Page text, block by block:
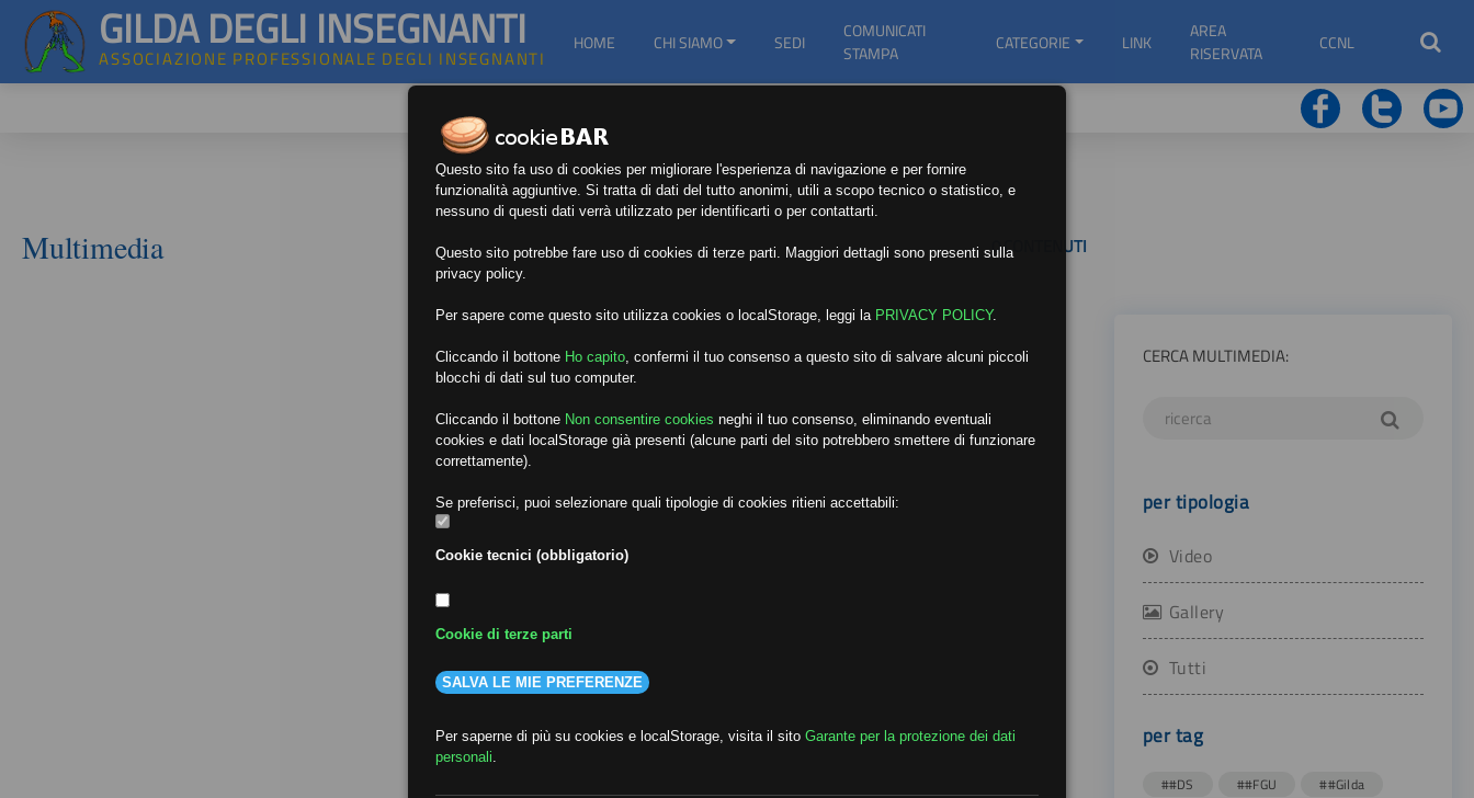
GILDA DEGLI INSEGNANTI
ASSOCIAZIONE PROFESSIONALE DEGLI INSEGNANTI
HOME CHI SIAMO SEDI
COMUNICATI
STAMPA
CATEGORIE LINK
AREA
RISERVATA
CCNL
Multimedia 0 CONTENUTI
CERCA MULTIMEDIA:
per tipologia
Video
Gallery
Tutti
per tag
##DS ##FGU
##Gilda
Questo sito fa uso di cookies per migliorare l'esperienza di navigazione e per fornire
funzionalità aggiuntive. Si tratta di dati del tutto anonimi, utili a scopo tecnico o statistico, e
nessuno di questi dati verrà utilizzato per identificarti o per contattarti.
Questo sito potrebbe fare uso di cookies di terze parti. Maggiori dettagli sono presenti sulla
privacy policy.
Per sapere come questo sito utilizza cookies o localStorage, leggi la PRIVACY POLICY.
Cliccando il bottone Ho capito, confermi il tuo consenso a questo sito di salvare alcuni piccoli
blocchi di dati sul tuo computer.
Cliccando il bottone Non consentire cookies neghi il tuo consenso, eliminando eventuali
cookies e dati localStorage già presenti (alcune parti del sito potrebbero smettere di funzionare
correttamente).
Se preferisci, puoi selezionare quali tipologie di cookies ritieni accettabili:
Cookie tecnici (obbligatorio)
Cookie di terze parti
SALVA LE MIE PREFERENZE
Per saperne di più su cookies e localStorage, visita il sito Garante per la protezione dei dati
personali.